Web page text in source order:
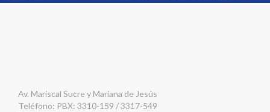
Av. Mariscal Sucre y Mariana de Jesús
Teléfono: PBX: 3310-159 / 3317-549